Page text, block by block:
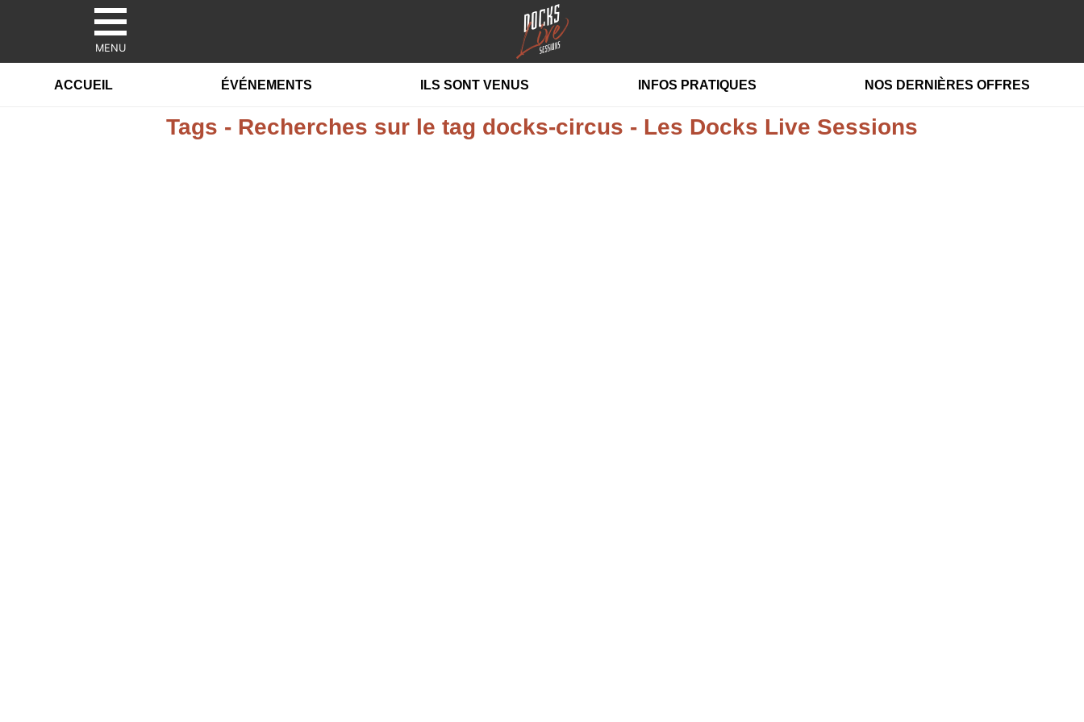
MENU
ACCUEIL ÉVÉNEMENTS ILS SONT VENUS INFOS PRATIQUES NOS DERNIÈRES OFFRES
Tags - Recherches sur le tag docks-circus - Les Docks Live Sessions